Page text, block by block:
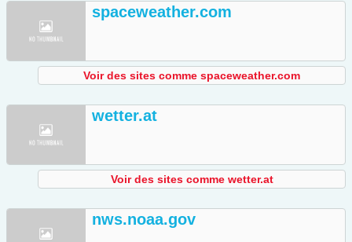
spaceweather.com
Voir des sites comme spaceweather.com
wetter.at
Voir des sites comme wetter.at
nws.noaa.gov